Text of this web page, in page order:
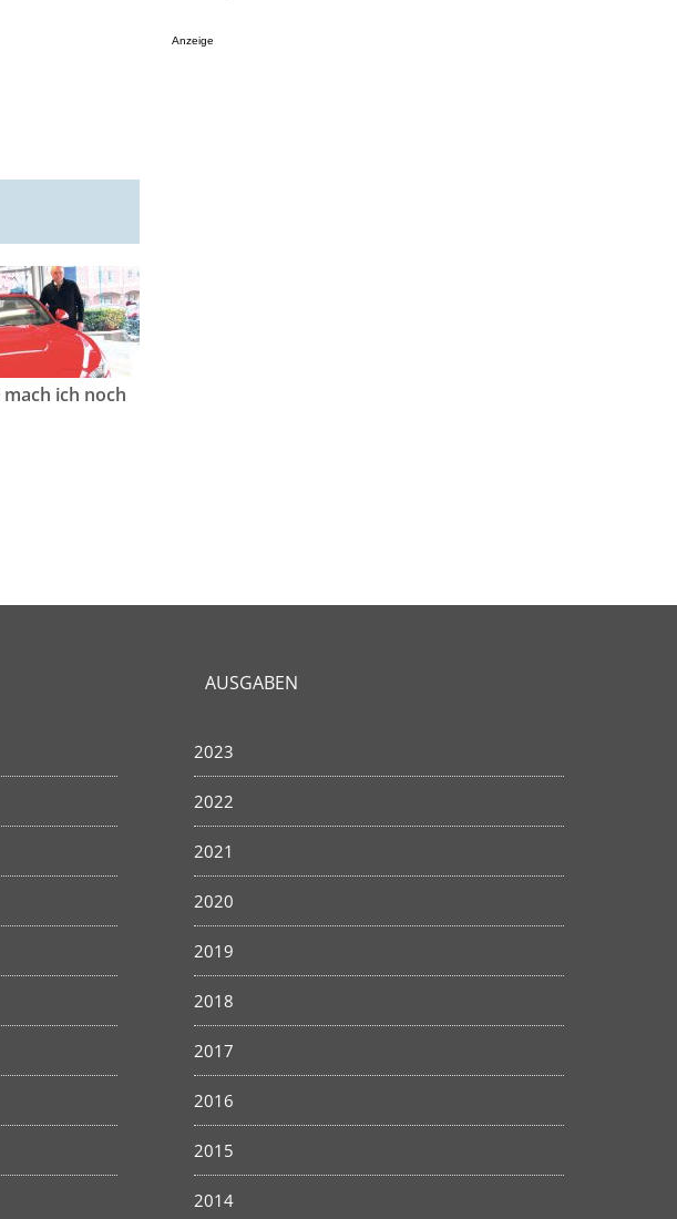
mach ich noch
Anzeige
AUSGABEN
2023
2022
2021
2020
2019
2018
2017
2016
2015
2014